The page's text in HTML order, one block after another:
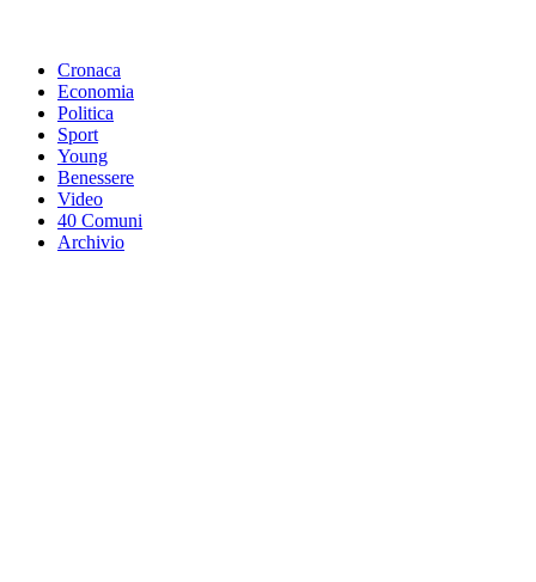
Cronaca
Economia
Politica
Sport
Young
Benessere
Video
40 Comuni
Archivio